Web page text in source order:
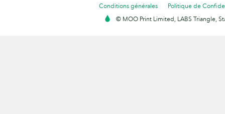
Conditions générales
Politique de
© MOO Print Limited, LABS Triangle,